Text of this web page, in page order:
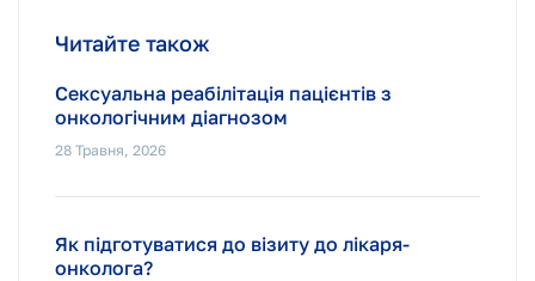
Читайте також
Сексуальна реабілітація пацієнтів з
онкологічним діагнозом
28 Травня, 2026
Як підготуватися до візиту до лікаря-
онколога?